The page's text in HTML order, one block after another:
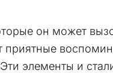
он может
приятные
элементы и